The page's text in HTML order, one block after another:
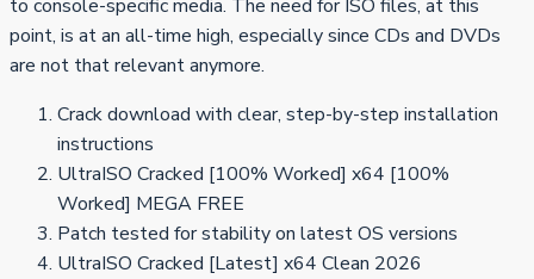
to console-specific media. The need for ISO files, at this
point, is at an all-time high, especially since CDs and DVDs
are not that relevant anymore.
Crack download with clear, step-by-step installation
instructions
UltraISO Cracked [100% Worked] x64 [100%
Worked] MEGA FREE
Patch tested for stability on latest OS versions
UltraISO Cracked [Latest] x64 Clean 2026